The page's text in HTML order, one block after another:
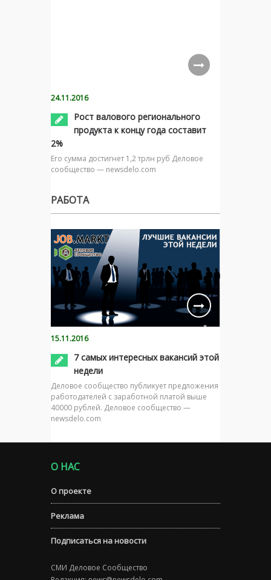
24.11.2016
Рост валового регионального
продукта к концу года составит
2%
Его сумма достигнет 1,2 трлн руб Деловое
сообщество — newsdelo.com
РАБОТА
15.11.2016
7 самых интересных вакансий этой
недели
Деловое сообщество публикует предложения
работодателей с заработной платой выше
40000 рублей. Деловое сообщество —
newsdelo.com
О НАС
О проекте
Реклама
Подписаться на новости
СМИ Деловое Сообщество